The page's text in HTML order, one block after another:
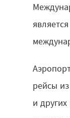
рейсы
и